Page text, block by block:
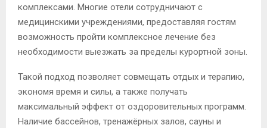
комплексами. Многие отели сотрудничают с
медицинскими учреждениями, предоставляя гостям
возможность пройти комплексное лечение без
необходимости выезжать за пределы курортной зоны.
Такой подход позволяет совмещать отдых и терапию,
экономя время и силы, а также получать
максимальный эффект от оздоровительных программ.
Наличие бассейнов, тренажёрных залов, сауны и